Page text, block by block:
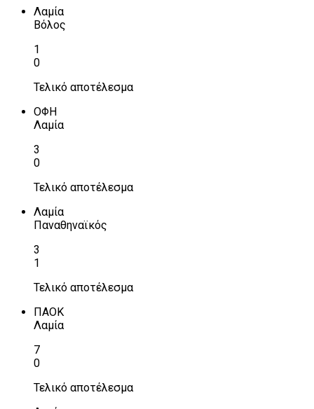
Λαμία
Βόλος
1
0
Τελικό αποτέλεσμα
ΟΦΗ
Λαμία
3
0
Τελικό αποτέλεσμα
Λαμία
Παναθηναϊκός
3
1
Τελικό αποτέλεσμα
ΠΑΟΚ
Λαμία
7
0
Τελικό αποτέλεσμα